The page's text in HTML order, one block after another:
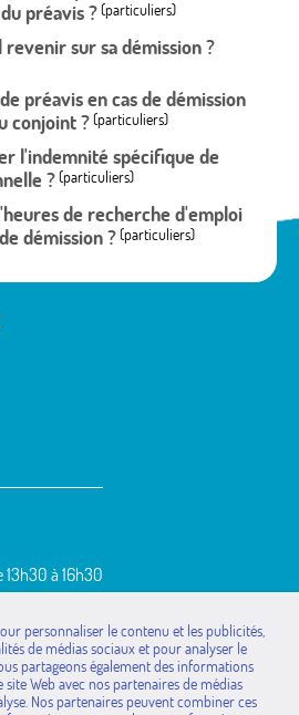
préavis ?(particuliers)
sur sa démission ?
préavis en cas de démission
conjoint ?(particuliers)
l'indemnité spécifique de
?(particuliers)
de recherche d'emploi
démission ?(particuliers)
13h30 à 16h30
13h30 à 16h30
Vieille
Rousset
Saint-Étienne-le-Laus
personnaliser le contenu et les publicités,
de médias sociaux et pour analyser le
partageons également des informations
Web avec nos partenaires de médias
Nos partenaires peuvent combiner ces